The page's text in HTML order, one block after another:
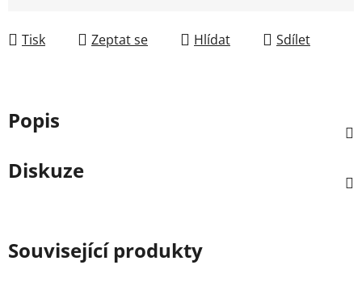
Tisk Zeptat se Hlídat Sdílet
Popis
Diskuze
Související produkty